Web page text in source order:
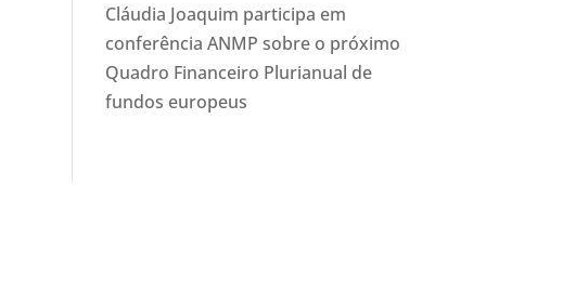
Cláudia Joaquim participa em
conferência ANMP sobre o próximo
Quadro Financeiro Plurianual de
fundos europeus